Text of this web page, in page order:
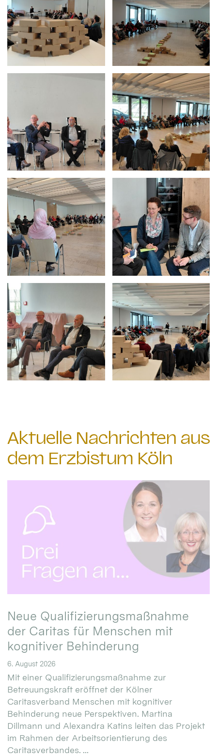
Aktuelle Nachrichten aus
dem Erzbistum Köln
Neue Qualifizierungsmaßnahme
der Caritas für Menschen mit
kognitiver Behinderung
6. August 2026
Mit einer Qualifizierungsmaßnahme zur
Betreuungskraft eröffnet der Kölner
Caritasverband Menschen mit kognitiver
Behinderung neue Perspektiven. Martina
Dillmann und Alexandra Katins leiten das Projekt
im Rahmen der Arbeitsorientierung des
Caritasverbandes. ...